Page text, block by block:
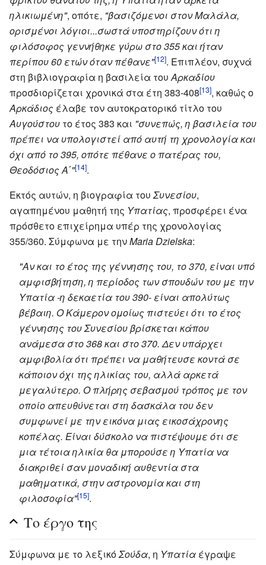
ηλικιωμένη", οπότε, "βασιζόμενοι στον Μαλάλα,
ορισμένοι λόγιοι...σωστά υποστηρίζουν ότι η
φιλόσοφος γεννήθηκε γύρω στο 355 και ήταν
περίπου 60 ετών όταν πέθανε"[12]. Επιπλέον, συχνά
στη βιβλιογραφία η βασιλεία του Αρκαδίου
προσδιορίζεται χρονικά στα έτη 383-408[13], καθώς ο
Αρκάδιος έλαβε τον αυτοκρατορικό τίτλο του
Αυγούστου το έτος 383 και "συνεπώς, η βασιλεία του
πρέπει να υπολογιστεί από αυτή τη χρονολογία και
όχι από το 395, οπότε πέθανε ο πατέρας του,
Θεοδόσιος Α΄"[14].
Εκτός αυτών, η βιογραφία του Συνεσίου,
αγαπημένου μαθητή της Υπατίας, προσφέρει ένα
πρόσθετο επιχείρημα υπέρ της χρονολογίας
355/360. Σύμφωνα με τηνMaria Dzielska:
"Αν και το έτος της γέννησης του, το 370, είναι υπό
αμφισβήτηση, η περίοδος των σπουδών του με την
Υπατία -η δεκαετία του 390- είναι απολύτως
βέβαιη. Ο Κάμερον ομοίως πιστεύει ότι το έτος
γέννησης του Συνεσίου βρίσκεται κάπου
ανάμεσα στο 368 και στο 370. Δεν υπάρχει
αμφιβολία ότι πρέπει να μαθήτευσε κοντά σε
κάποιον όχι της ηλικίας του, αλλά αρκετά
μεγαλύτερο. Ο πλήρης σεβασμού τρόπος με τον
οποίο απευθύνεται στη δασκάλα του δεν
συμφωνεί με την εικόνα μιας εικοσάχρονης
κοπέλας. Είναι δύσκολο να πιστέψουμε ότι σε
μια τέτοια ηλικία θα μπορούσε η Υπατία να
διακριθεί σαν μοναδική αυθεντία στα
μαθηματικά, στην αστρονομία και στη
φιλοσοφία"[15].
Το έργο της
Σύμφωνα με το λεξικόΣούδα, η Υπατία έγραψε